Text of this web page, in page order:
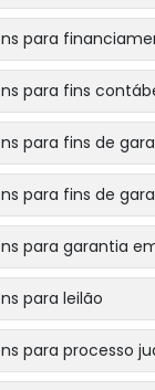
para
para fins
para fins de
para fins de
para garantia
para leilão
para processo